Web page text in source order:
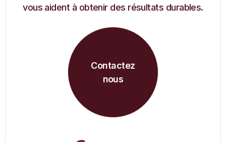
vous aident à obtenir des résultats durables.
Contactez
nous